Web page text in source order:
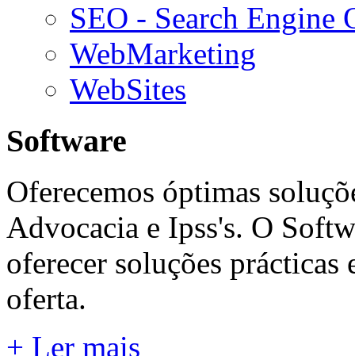
SEO - Search Engine
WebMarketing
WebSites
Software
Oferecemos óptimas
Advocacia e Ipss's. O
oferecer soluções prácticas
oferta.
+ Ler mais